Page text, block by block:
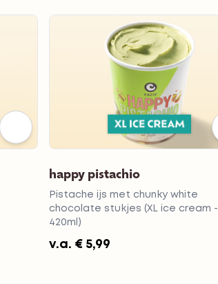
happy pistachio
Pistache ijs met chunky white
chocolate stukjes (XL ice cream -
420ml)
v.a. € 5,99